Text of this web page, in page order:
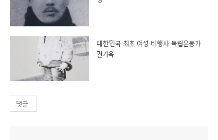
대한민국 최초 여성 비행사 독립운동가
권기옥
댓글